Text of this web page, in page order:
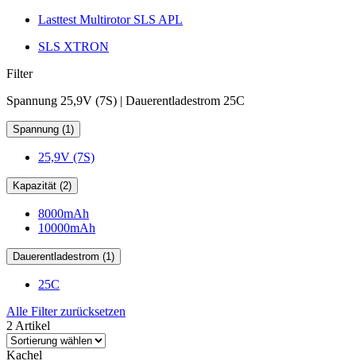
Lasttest Multirotor SLS APL
SLS XTRON
Filter
Spannung 25,9V (7S) | Dauerentladestrom 25C
Spannung (1)
25,9V (7S)
Kapazität (2)
8000mAh
10000mAh
Dauerentladestrom (1)
25C
Alle Filter zurücksetzen
2 Artikel
Kachel